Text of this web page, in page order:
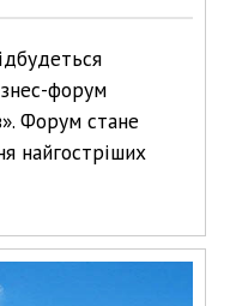
форум
Форум стане
найгостріших